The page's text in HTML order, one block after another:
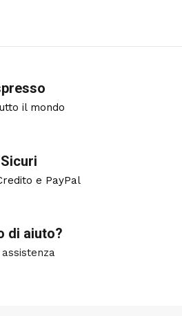
il mondo
e PayPal
di aiuto?